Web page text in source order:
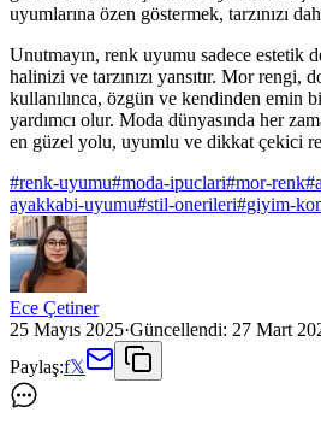
uyumlarına özen göstermek, tarzınızı
Unutmayın, renk uyumu sadece estetik
halinizi ve tarzınızı yansıtır. Mor rengi,
kullanılınca, özgün ve kendinden emin
yardımcı olur. Moda dünyasında her
en güzel yolu, uyumlu ve dikkat çekici
#renk-uyumu#moda-ipuclari#mor-renk#
ayakkabi-uyumu#stil-onerileri#giyim-
Ece Çetiner
25 Mayıs 2025·Güncellendi: 27 Mart
Paylaş:f𝕏